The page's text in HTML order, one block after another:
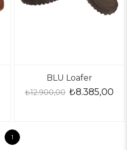
BLU Loafer
₺8.385,00
₺12.900,00
1